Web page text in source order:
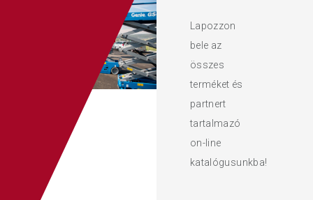
Lapozzon
bele az
összes
terméket és
partnert
tartalmazó
on-line
katalógusunkba!